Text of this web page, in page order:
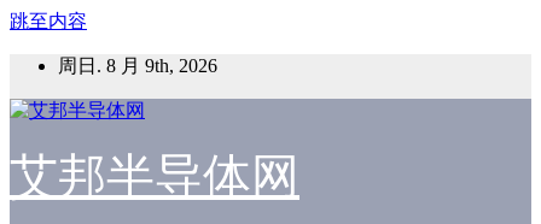
跳至内容
周日. 8 月 9th, 2026
艾邦半导体网